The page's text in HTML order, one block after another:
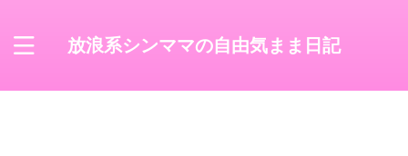
放浪系シンママの自由気まま日記